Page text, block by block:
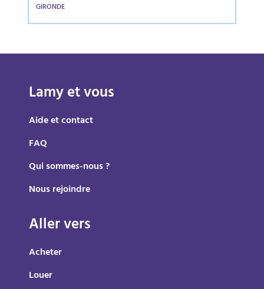
GIRONDE
Lamy et vous
Aide et contact
FAQ
Qui sommes-nous ?
Nous rejoindre
Aller vers
Acheter
Louer